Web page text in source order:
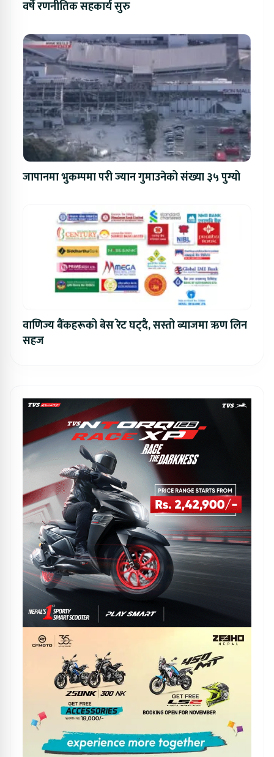
वर्षे रणनीतिक सहकार्य सुरु
जापानमा भुकम्पमा परी ज्यान गुमाउनेको संख्या ३५ पुग्यो
वाणिज्य बैंकहरूको बेस रेट घट्दै, सस्तो ब्याजमा ऋण लिन
सहज